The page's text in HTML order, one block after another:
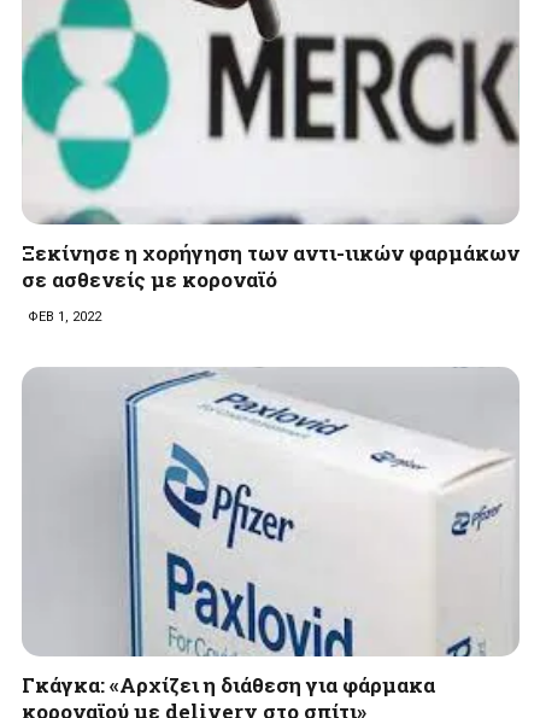
Ξεκίνησε η χορήγηση των αντι-ιικών φαρμάκων
σε ασθενείς με κοροναϊό
ΦΕΒ 1, 2022
Γκάγκα: «Αρχίζει η διάθεση για φάρμακα
κορoναϊού με delivery στο σπίτι»